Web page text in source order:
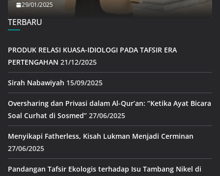
29/01/2025
TERBARU
PRODUK RELASI KUASA-IDIOLOGI PADA TAFSIR ERA
PERTENGAHAN 21/12/2025
Sirah Nabawiyah 15/09/2025
Oversharing dan Privasi dalam Al-Qur’an: “Ketika Ayat Bicara
Soal Curhat di Sosmed” 27/06/2025
Menyikapi Fatherless, Kisah Lukman Menjadi Cerminan
27/06/2025
Pandangan Tafsir Ekologis terhadap Isu Tambang Nikel di